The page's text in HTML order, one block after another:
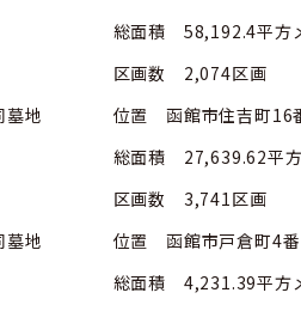
58,192.4平方メー
2,074区画
同墓地 位置 函館市住吉町16番
27,639.62平方メ
3,741区画
同墓地 位置 函館市戸倉町4番
4,231.39平方メー